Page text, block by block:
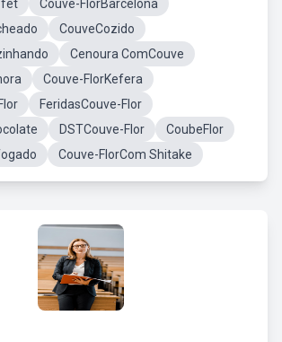
Couve-FlorBarcelona
CouveCozido
Cenoura ComCouve
Couve-FlorKefera
FeridasCouve-Flor
DSTCouve-Flor
CoubeFlor
Couve-FlorCom Shitake